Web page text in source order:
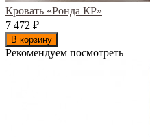
Кровать «Ронда КР»
7 472 ₽
В корзину
Рекомендуем посмотреть